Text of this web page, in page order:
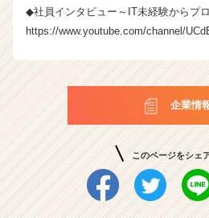
◆社員インタビュー～IT未経験からプ
https://www.youtube.com/channel/
企業情
このページをシェ